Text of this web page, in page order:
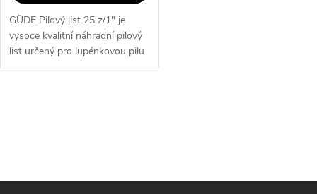
GÜDE Pilový list 25 z/1" je
vysoce kvalitní náhradní pilový
list určený pro lupénkovou pilu
GDS 16 E, GDS 16 Elektronik a